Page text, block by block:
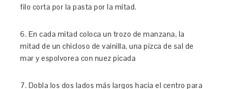
filo corta por la pasta por la mitad.
6. En cada mitad coloca un trozo de manzana, la
mitad de un chicloso de vainilla, una pizca de sal de
mar y espolvorea con nuez picada
7. Dobla los dos lados más largos hacia el centro para